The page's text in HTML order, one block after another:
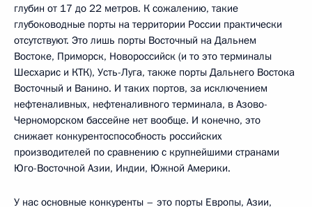
глубин от 17 до 22 метров. К сожалению, такие
глубоководные порты на территории России практически
отсутствуют. Это лишь порты Восточный на Дальнем
Востоке, Приморск, Новороссийск (и то это терминалы
Шесхарис и КТК), Усть-Луга, также порты Дальнего Востока
Восточный и Ванино. И таких портов, за исключением
нефтеналивных, нефтеналивного терминала, в Азово-
Черноморском бассейне нет вообще. И конечно, это
снижает конкурентоспособность российских
производителей по сравнению с крупнейшими странами
Юго-Восточной Азии, Индии, Южной Америки.
У нас основные конкуренты – это порты Европы, Азии,